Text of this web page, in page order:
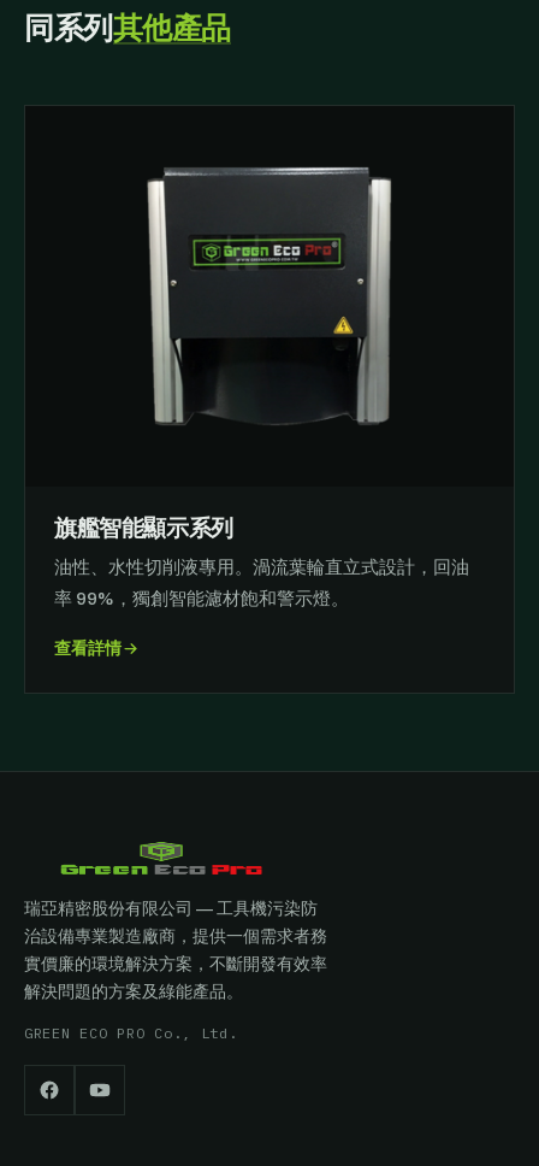
同系列其他產品
旗艦智能顯示系列
油性、水性切削液專用。渦流葉輪直立式設計，回油
率 99%，獨創智能濾材飽和警示燈。
查看詳情
瑞亞精密股份有限公司 — 工具機污染防
治設備專業製造廠商，提供一個需求者務
實價廉的環境解決方案，不斷開發有效率
解決問題的方案及綠能產品。
GREEN ECO PRO Co., Ltd.